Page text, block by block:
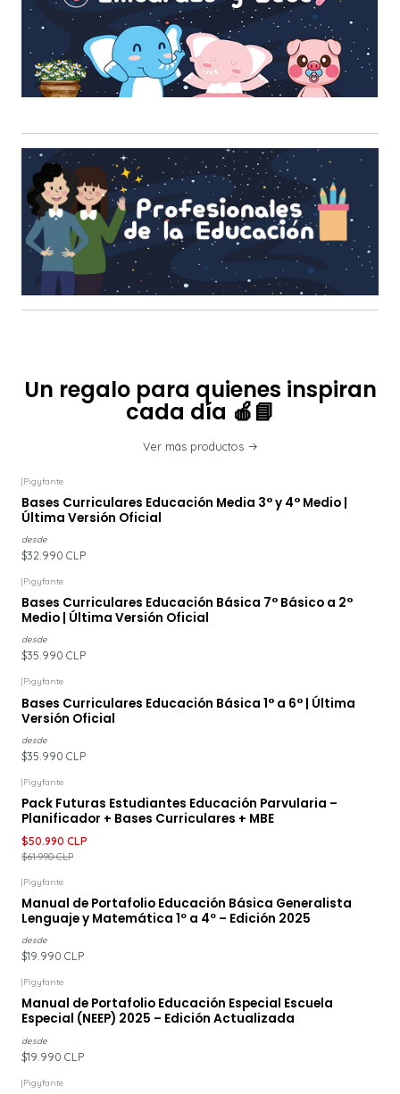
Un regalo para quienes inspiran
cada día 🍎📘
Ver más productos
|Pigyfante
Bases Curriculares Educación Media 3° y 4° Medio |
Última Versión Oficial
desde
$32.990 CLP
|Pigyfante
Bases Curriculares Educación Básica 7° Básico a 2°
Medio | Última Versión Oficial
desde
$35.990 CLP
|Pigyfante
Bases Curriculares Educación Básica 1° a 6° | Última
Versión Oficial
desde
$35.990 CLP
-18% DESCUENTO
|Pigyfante
Pack Futuras Estudiantes Educación Parvularia –
Planificador + Bases Curriculares + MBE
$50.990 CLP
$61.990 CLP
|Pigyfante
Manual de Portafolio Educación Básica Generalista
Lenguaje y Matemática 1º a 4º – Edición 2025
desde
$19.990 CLP
|Pigyfante
Manual de Portafolio Educación Especial Escuela
Especial (NEEP) 2025 – Edición Actualizada
desde
$19.990 CLP
|Pigyfante